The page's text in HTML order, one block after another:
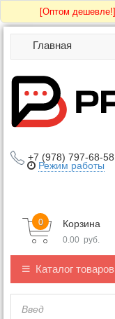
[Оптом дешевле!]
Главная
+7 (978) 797-68-58
Режим работы
Корзина
0
0.00 руб.
Каталог товаров